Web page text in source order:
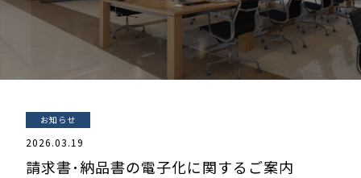
お知らせ
2026.03.19
請求書･納品書の電子化に関するご案内